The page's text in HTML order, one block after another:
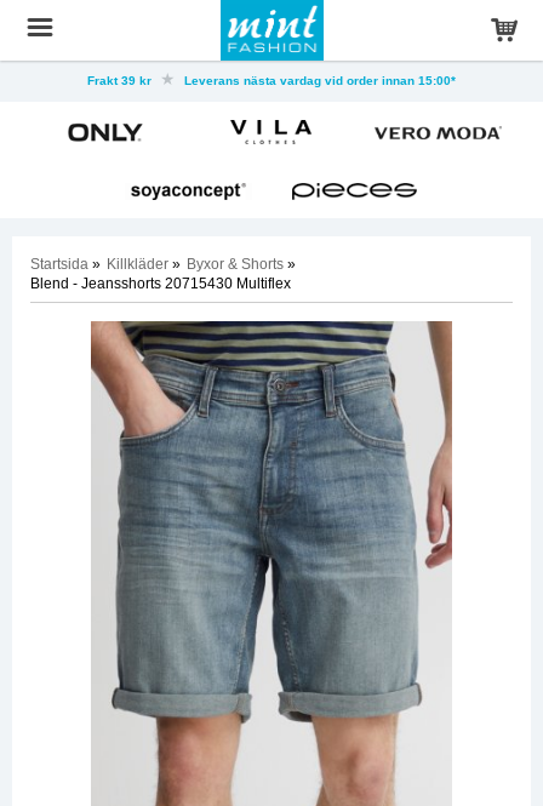
Frakt 39 kr Leverans nästa vardag vid order innan 15:00*
Startsida » Killkläder » Byxor & Shorts »
Blend - Jeansshorts 20715430 Multiflex